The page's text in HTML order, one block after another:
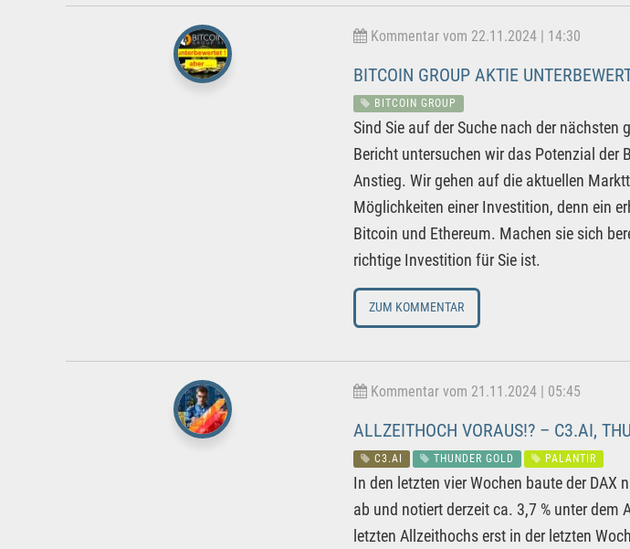
Kommentar vom 22.11.2024 | 14:30
BITCOIN GROUP AKTIE
BITCOIN GROUP
Sind Sie auf der Suche nach der nächsten
Bericht untersuchen wir das Potenzial der
Anstieg. Wir gehen auf die aktuellen
Möglichkeiten einer Investition, denn ein
Bitcoin und Ethereum. Machen sie sich
richtige Investition für Sie ist.
ZUM KOMMENTAR
Kommentar vom 21.11.2024 | 05:45
ALLZEITHOCH VORAUS!? – C3.AI,
C3.AI THUNDER GOLD PALANTIR
In den letzten vier Wochen baute der
ab und notiert derzeit ca. 3,7 % unter dem
letzten Allzeithochs erst in der letzten